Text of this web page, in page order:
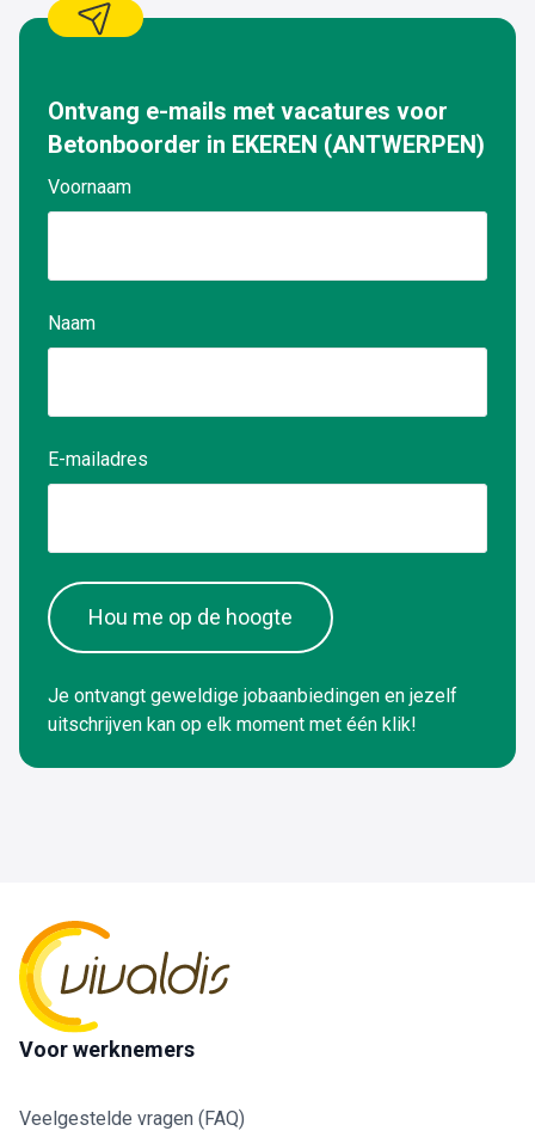
Ontvang e-mails met vacatures voor
Betonboorder in EKEREN (ANTWERPEN)
Voornaam
Naam
E-mailadres
Hou me op de hoogte
Je ontvangt geweldige jobaanbiedingen en jezelf
uitschrijven kan op elk moment met één klik!
Voor werknemers
Veelgestelde vragen (FAQ)